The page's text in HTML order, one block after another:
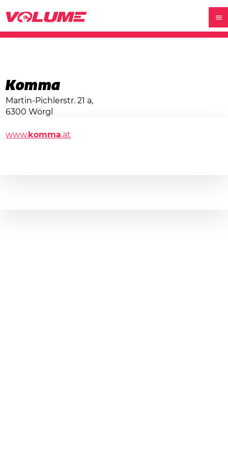
Komma
Martin-Pichlerstr. 21 a,
6300 Wörgl
www.komma.at